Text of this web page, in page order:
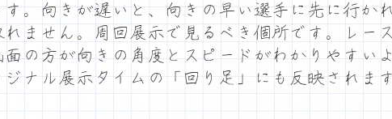
す。向きが遅いと、向きの早い選手に先に行か
れません。周回展示で見るべき個所です。レー
面の方が向きの角度とスピードがわかりやすい
ジナル展示タイムの「回り足」にも反映されます